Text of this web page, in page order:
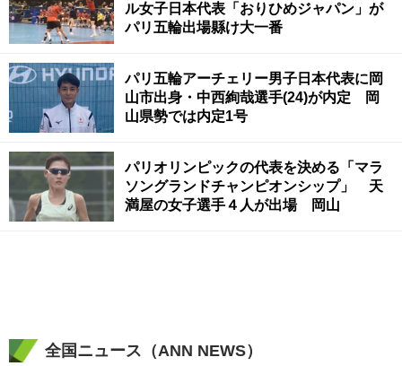
ル女子日本代表「おりひめジャパン」が
パリ五輪出場縣け大一番
パリ五輪アーチェリー男子日本代表に岡
山市出身・中西絢哉選手(24)が内定 岡
山県勢では内定1号
パリオリンピックの代表を決める「マラ
ソングランドチャンピオンシップ」 天
満屋の女子選手４人が出場 岡山
全国ニュース（ANN NEWS）